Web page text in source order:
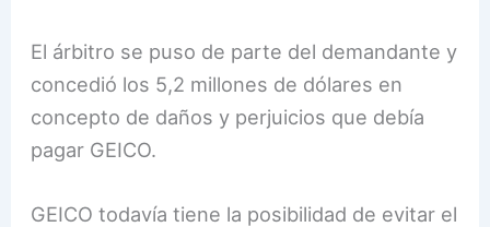
El árbitro se puso de parte del demandante y
concedió los 5,2 millones de dólares en
concepto de daños y perjuicios que debía
pagar GEICO.
GEICO todavía tiene la posibilidad de evitar el